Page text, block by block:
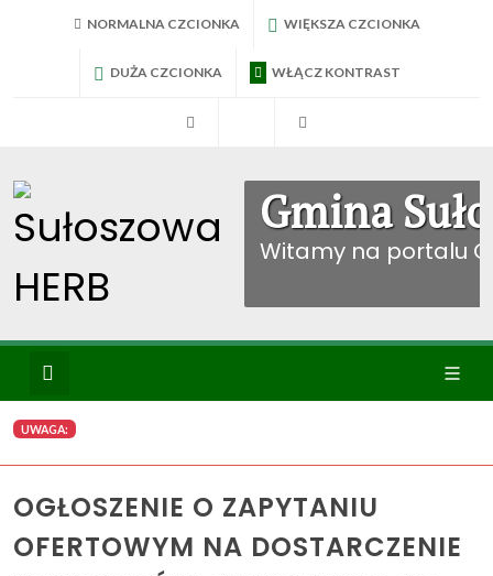
NORMALNA CZCIONKA WIĘKSZA CZCIONKA
DUŻA CZCIONKA WŁĄCZ KONTRAST
BIP Sułoszowa
Gmina
Witamy na portalu
Wyszukiwanie
Ikona
WYBIERZ KATEGORIE:
ZAKRES DAT WYSZUKIWANIA:
UWAGA:
OGŁOSZENIE O ZAPYTANIU
OFERTOWYM NA DOSTARCZENIE